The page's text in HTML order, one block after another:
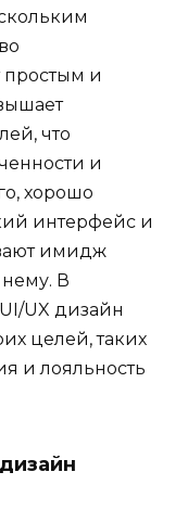
простым и
что
и
хорошо
интерфейс и
имидж
В
UX дизайн
целей, таких
и лояльность